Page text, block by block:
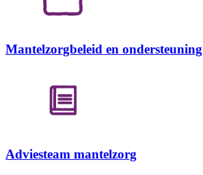
Mantelzorgbeleid en ondersteuning
Adviesteam mantelzorg